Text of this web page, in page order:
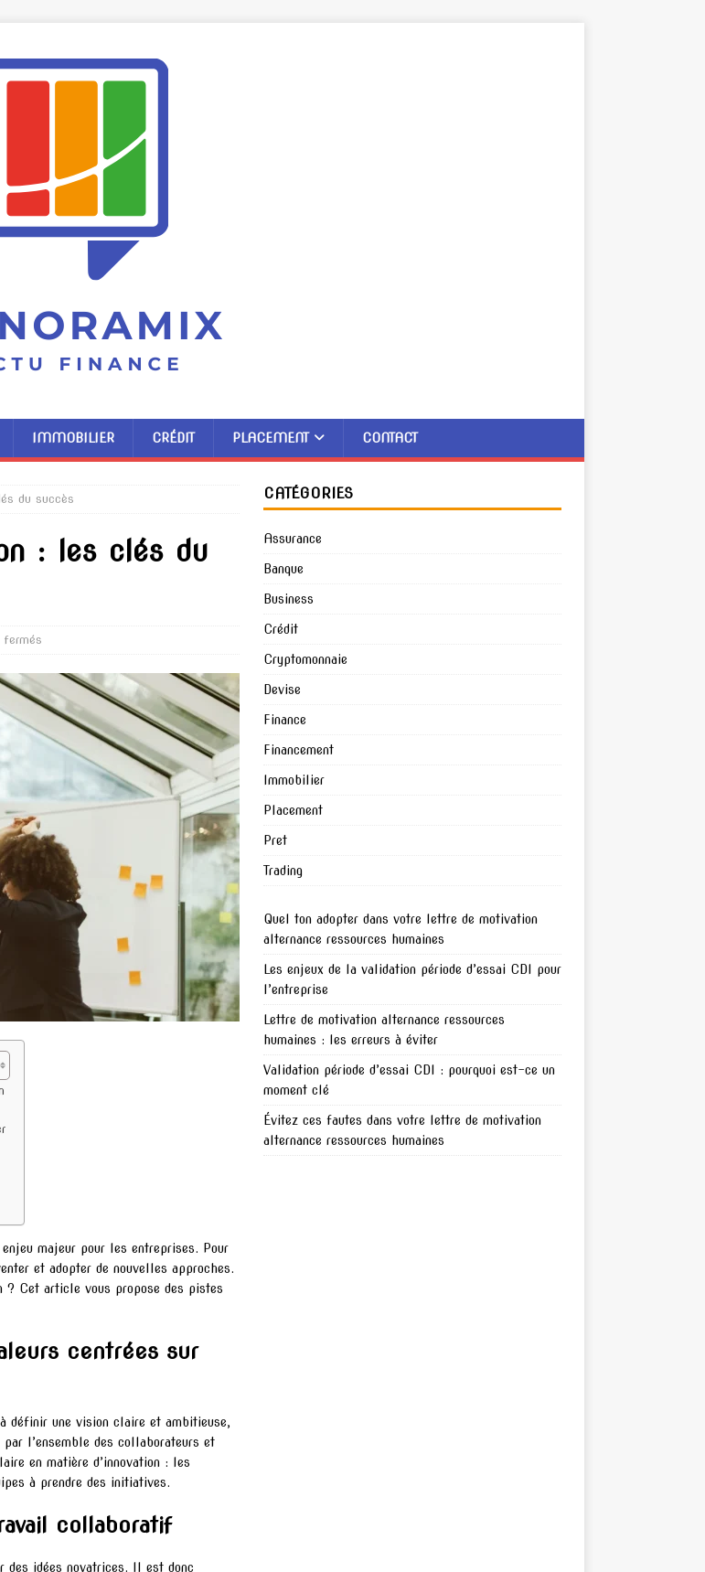
IMMOBILIER CRÉDIT PLACEMENT CONTACT
du succès
: les clés du
fermés
enjeu majeur pour les entreprises. Pour
et adopter de nouvelles approches.
? Cet article vous propose des pistes
centrées sur
définir une vision claire et ambitieuse,
l’ensemble des collaborateurs et
en matière d’innovation : les
à prendre des initiatives.
collaboratif
des idées novatrices. Il est donc
CATÉGORIES
Assurance
Banque
Business
Crédit
Cryptomonnaie
Devise
Finance
Financement
Immobilier
Placement
Pret
Trading
Quel ton adopter dans votre lettre de motivation
alternance ressources humaines
Les enjeux de la validation période d’essai CDI pour
l’entreprise
Lettre de motivation alternance ressources
humaines : les erreurs à éviter
Validation période d’essai CDI : pourquoi est-ce un
moment clé
Évitez ces fautes dans votre lettre de motivation
alternance ressources humaines